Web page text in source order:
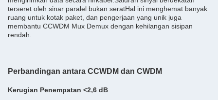
terseret oleh sinar paralel bukan seratHal ini menghemat banyak
ruang untuk kotak paket, dan pengerjaan yang unik juga
membantu CCWDM Mux Demux dengan kehilangan sisipan
rendah.
Perbandingan antara CCWDM dan CWDM
Kerugian Penempatan <2,6 dB